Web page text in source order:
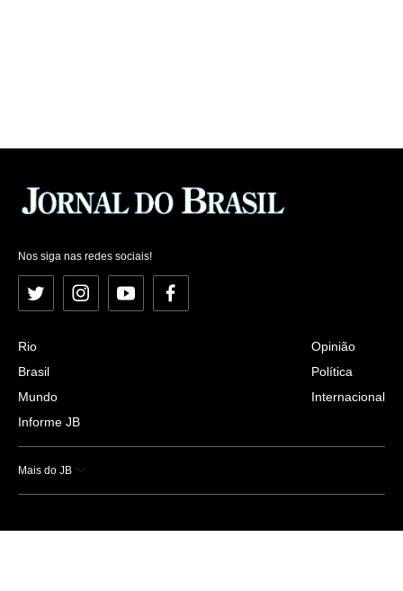
Nos siga nas redes sociais!
Twitter InstagramYouTubeFacebook
Rio
Brasil
Mundo
Informe JB
Opinião
Política
Internacional
Mais do JB
Esportes